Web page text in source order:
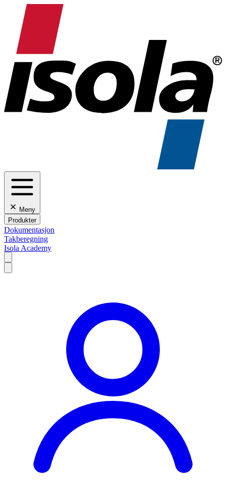
Meny
Produkter
Dokumentasjon
Takberegning
Isola Academy